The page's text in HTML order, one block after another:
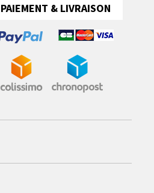
PAIEMENT & LIVRAISON